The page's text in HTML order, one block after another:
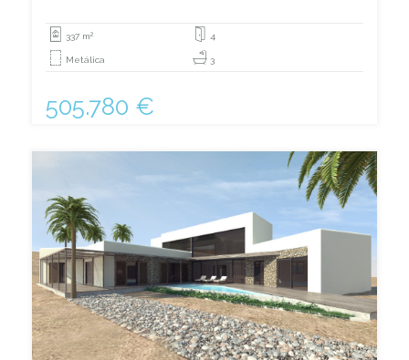
337 m2
Metálica
4
3
505.780 €